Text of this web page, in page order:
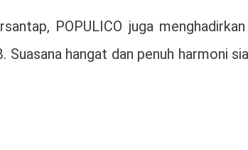
POPULICO juga
Suasana hangat dan penuh harmoni